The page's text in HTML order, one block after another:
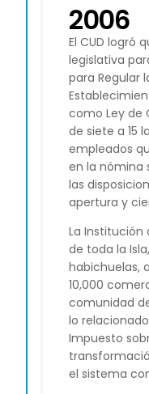
2006
El CUD logró
legislativa
para Regular
como Ley de
de siete a 15
empleados
en la nómina
las
apertura y
La Institución
de toda la
habichuelas,
10,000
comunidad
lo
Impuesto
el sistema